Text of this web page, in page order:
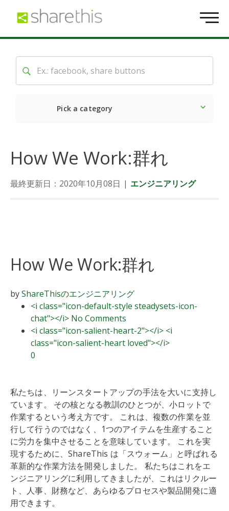
Pick a category
How We Work:群れ
最終更新日：2020年10月08日 | エンジニアリング
How We Work:群れ
byShareThisのエンジニアリング
<i class="icon-default-style steadysets-icon-
chat"></i> No Comments
<i class="icon-salient-heart-2"></i> <i
class="icon-salient-heart loved"></i>
0
私たちは、リーンスタートアップの手法を大いに支持し
ています。 その核となる教訓のひとつが、小ロットで
作業するという考え方です。 これは、複数の作業を並
行して行うのではなく、1つのアイテムを生産すること
に労力を集中させることを意味しています。 これを実
現するために、ShareThis は「スウォーム」と呼ばれる
革新的な作業方法を開発しました。 私たちはこれをエ
ンジニアリングに利用してきましたが、これはリクルー
ト、人事、財務など、あらゆるプロセスや製品開発に適
用できます。